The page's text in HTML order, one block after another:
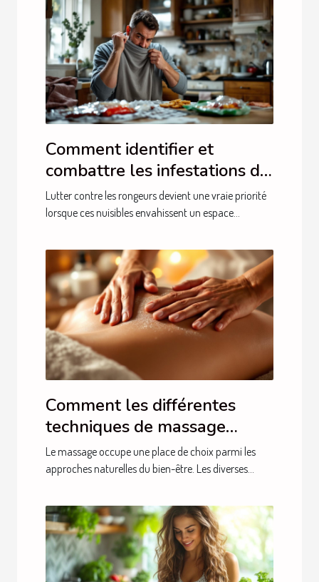
Comment identifier et
combattre les infestations de
rongeurs efficacement ?
Lutter contre les rongeurs devient une vraie priorité
lorsque ces nuisibles envahissent un espace...
Comment les différentes
techniques de massage
favorisent le bien-être ?
Le massage occupe une place de choix parmi les
approches naturelles du bien-être. Les diverses...